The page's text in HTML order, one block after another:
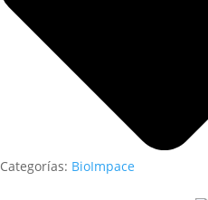
Categorías: BioImpace